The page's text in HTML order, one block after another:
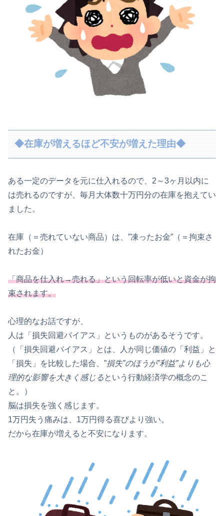
◆在庫が増えるほど不安が増えた理由◆
ある一定のデータを元に仕入れるので、2～3ヶ月以内に
は売れるのですが、毎月大体数十万円分の在庫を抱えてい
ました。
在庫（＝売れていない商品）は、”凍ったお金”（＝拘束さ
れたお金）
「商品を仕入れ→売れる」という回転率が低いと資金が拘
束されます。
心理的なお話ですが、
人は「損失回避バイアス」というものがあるそうです。
（「損失回避バイアス」とは、人が同じ価値の「利益」と
「損失」を比較した場合、”損失”のほうが”利益”よりも心
理的な影響を大きく感じるという行動経済学の概念のこ
と。）
脳は損失を強く感じます。
1万円失う痛みは、1万円得る喜びより強い。
だから在庫が増えると不安になります。